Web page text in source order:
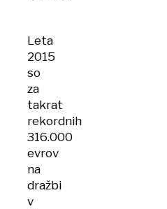
Leta
2015
so
za
takrat
rekordnih
316.000
evrov
na
dražbi
v